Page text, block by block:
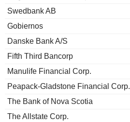
Swedbank AB
Gobiernos
Danske Bank A/S
Fifth Third Bancorp
Manulife Financial Corp.
Peapack-Gladstone Financial Corp.
The Bank of Nova Scotia
The Allstate Corp.